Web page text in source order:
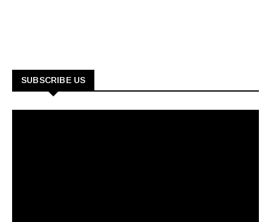
SUBSCRIBE US